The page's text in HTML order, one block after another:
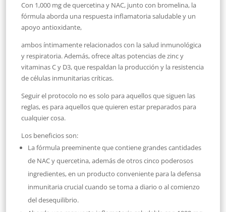
Con 1,000 mg de quercetina y NAC, junto con bromelina, la
fórmula aborda una respuesta inflamatoria saludable y un
apoyo antioxidante,
ambos íntimamente relacionados con la salud inmunológica
y respiratoria. Además, ofrece altas potencias de zinc y
vitaminas C y D3, que respaldan la producción y la resistencia
de células inmunitarias críticas.
Seguir el protocolo no es solo para aquellos que siguen las
reglas, es para aquellos que quieren estar preparados para
cualquier cosa.
Los beneficios son:
La fórmula preeminente que contiene grandes cantidades
de NAC y quercetina, además de otros cinco poderosos
ingredientes, en un producto conveniente para la defensa
inmunitaria crucial cuando se toma a diario o al comienzo
del desequilibrio.